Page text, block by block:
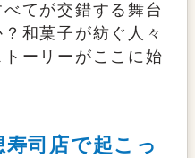
てが交錯する舞台
和菓子が紡ぐ人々
ーリーがここに始
寿司店で起こっ